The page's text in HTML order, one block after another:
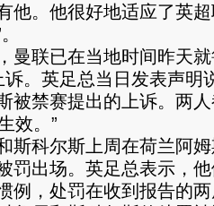
他。他很好地适应了英
联已在当地时间昨天就
。英足总当日发表声明
被禁赛提出的上诉。两
效。”
科尔斯上周在荷兰阿姆
罚出场。英足总表示，
例，处罚在收到报告的